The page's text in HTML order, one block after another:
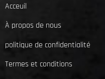
Acceuil
À propos de nous
politique de confidentialité
Termes et conditions